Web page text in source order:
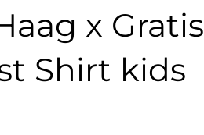
x Gratis
Shirt kids